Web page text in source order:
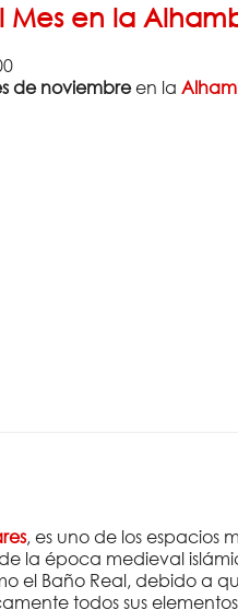
Mes en la
de noviembreen la
, es uno de los espacios
la época medieval
el Baño Real, debido a
todos sus